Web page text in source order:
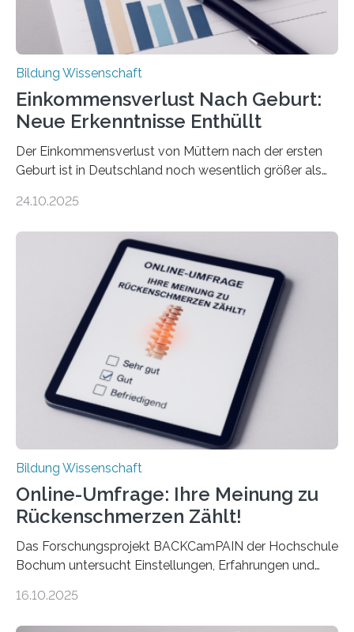
Bildung Wissenschaft
Einkommensverlust Nach Geburt:
Neue Erkenntnisse Enthüllt
Der Einkommensverlust von Müttern nach der ersten
Geburt ist in Deutschland noch wesentlich größer als
nach der Geburt durchschnittlich fast 30.000 Euro
langfristigen Auswirkungen auf Karriere und die spätere
Rente. Bisherige Schätzungen lagen bei rund 20.000
Euro und damit etwa 30 Prozent zu niedrig. Zu diesem
Ergebnis kommt eine neue Studie des ZEW Mannheim
mit der Universität Tilburg. „Werden Frauen unter 30
Jahren erstmals…
24.10.2025
Bildung Wissenschaft
Online-Umfrage: Ihre Meinung zu
Rückenschmerzen Zählt!
Das Forschungsprojekt BACKCamPAIN der Hochschule
Bochum untersucht Einstellungen, Erfahrungen und
gehören zu den häufigsten gesundheitlichen
16.10.2025